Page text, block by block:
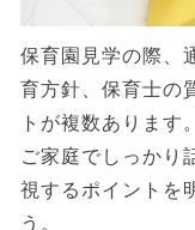
保育園見学の際、
育方針、保育士の
トが複数あります。
ご家庭でしっかり
視するポイントを
う。